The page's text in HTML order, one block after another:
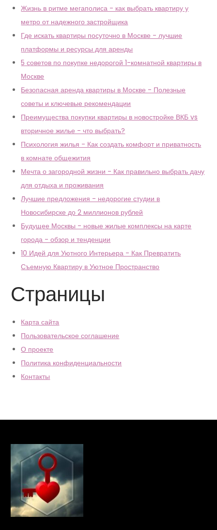
Жизнь в ритме мегаполиса - как выбрать квартиру у
метро от надежного застройщика
Где искать квартиры посуточно в Москве - лучшие
платформы и ресурсы для аренды
5 советов по покупке недорогой 1-комнатной квартиры в
Москве
Безопасная аренда квартиры в Москве - Полезные
советы и ключевые рекомендации
Преимущества покупки квартиры в новостройке ВКБ vs
вторичное жилье - что выбрать?
Психология жилья - Как создать комфорт и приватность
в комнате общежития
Мечта о загородной жизни - Как правильно выбрать дачу
для отдыха и проживания
Лучшие предложения - недорогие студии в
Новосибирске до 2 миллионов рублей
Будущее Москвы - новые жилые комплексы на карте
города - обзор и тенденции
10 Идей для Уютного Интерьера - Как Превратить
Съемную Квартиру в Уютное Пространство
Страницы
Карта сайта
Пользовательское соглашение
О проекте
Политика конфиденциальности
Контакты